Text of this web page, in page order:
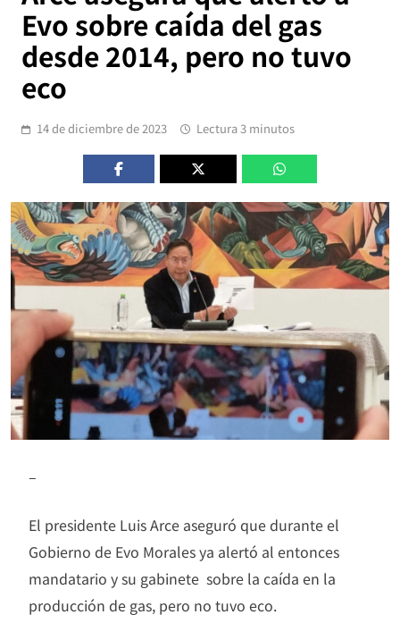
Evo sobre caída del gas
desde 2014, pero no tuvo
eco
14 de diciembre de 2023 Lectura 3 minutos
–
El presidente Luis Arce aseguró que durante el
Gobierno de Evo Morales ya alertó al entonces
mandatario y su gabinete sobre la caída en la
producción de gas, pero no tuvo eco.